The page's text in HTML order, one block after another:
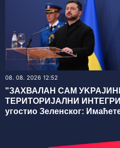
08. 08. 2026 12:52
"ЗАХВАЛАН САМ
ТЕРИТОРИЈАЛНИ
угостио Зеленског: